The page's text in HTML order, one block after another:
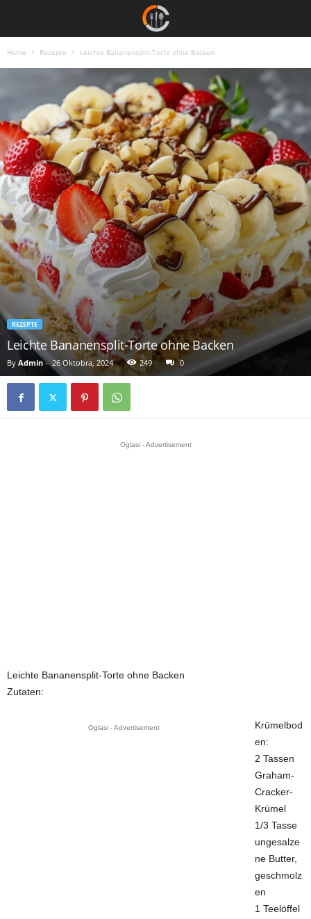
Home Rezepte Leichte Bananensplit-Torte ohne Backen
REZEPTE
Leichte Bananensplit-Torte ohne Backen
By Admin- 26 Oktobra, 2024 249 0
Oglasi - Advertisement
Leichte Bananensplit-Torte ohne Backen
Zutaten:
Oglasi - Advertisement
Krümelbod
en:
2 Tassen
Graham-
Cracker-
Krümel
1/3 Tasse
ungesalze
ne Butter,
geschmolz
en
1 Teelöffel